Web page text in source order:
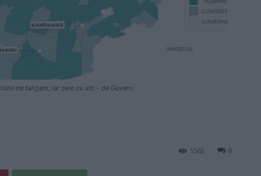
de taligani, iar cele cu alb - de Guvern
0
1562